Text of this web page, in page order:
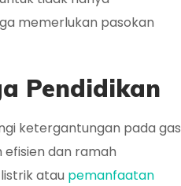
memerlukan pasokan
Pendidikan
ketergantungan pada gas
dan ramah
atau pemanfaatan